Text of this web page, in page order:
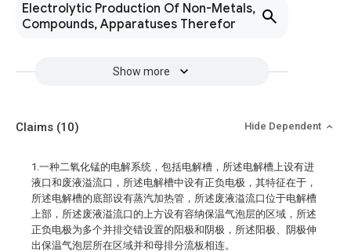
Electrolytic Production Of Non-Metals,
Compounds, Apparatuses Therefor
Show more
Claims (10) Hide Dependent
1.一种二氧化锰的电解系统，包括电解槽，所述电解槽上设有进
液口和废液溢流口，所述电解槽中设有正负电极，其特征在于，
所述电解槽的底部设有蒸汽加热管，所述废液溢流口位于电解槽
上部，所述废液溢流口的上方设有容纳保温气泡层的区域，所述
正负电极为多个并排交错设置的阳极和阴极，所述阳极、阴极伸
出保温气泡层所在区域并和母排分流板相连。